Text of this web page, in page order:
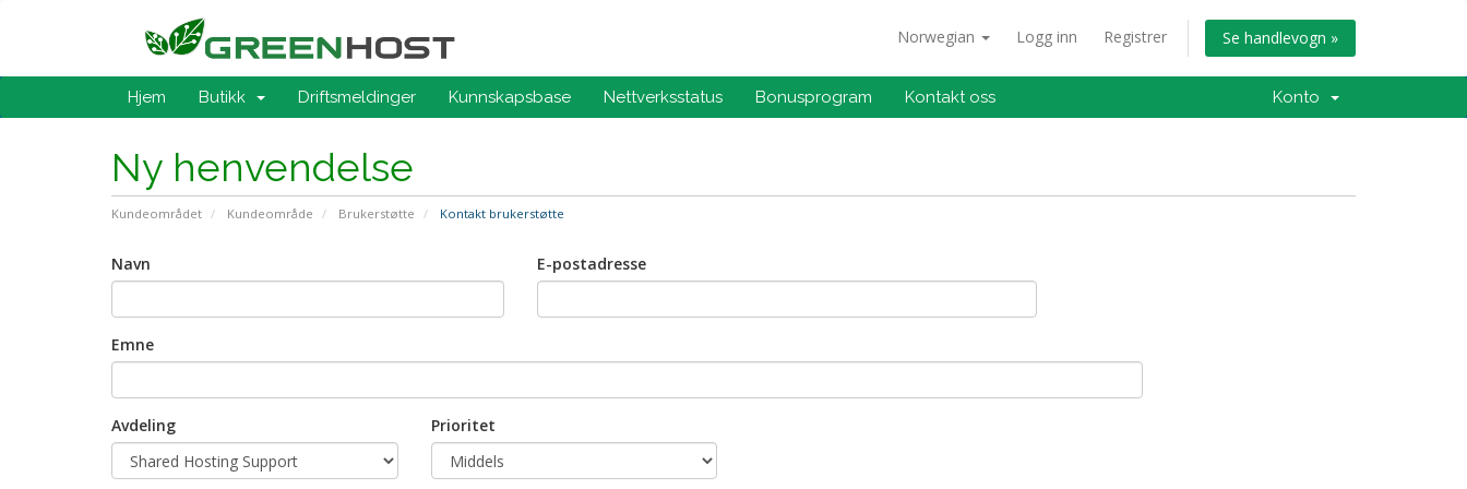
Norwegian Logg inn Registrer Se handlevogn »
Hjem Butikk Driftsmeldinger Kunnskapsbase Nettverksstatus Bonusprogram Kontakt oss Konto
Ny henvendelse
Kundeområdet Kundeområde Brukerstøtte Kontakt brukerstøtte
Navn E-postadresse
Emne
Avdeling Prioritet